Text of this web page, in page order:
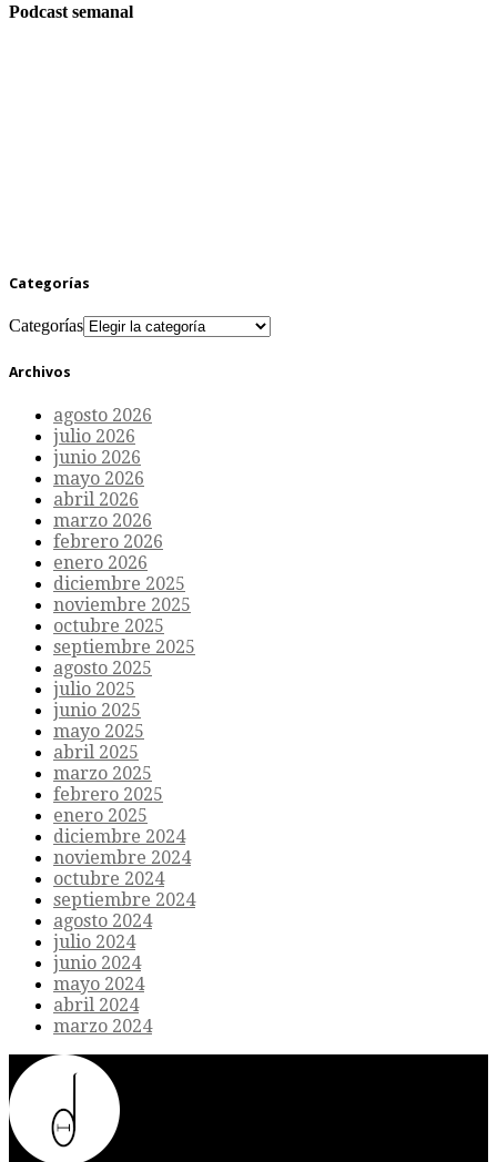
Podcast semanal
Categorías
Categorías
Archivos
agosto 2026
julio 2026
junio 2026
mayo 2026
abril 2026
marzo 2026
febrero 2026
enero 2026
diciembre 2025
noviembre 2025
octubre 2025
septiembre 2025
agosto 2025
julio 2025
junio 2025
mayo 2025
abril 2025
marzo 2025
febrero 2025
enero 2025
diciembre 2024
noviembre 2024
octubre 2024
septiembre 2024
agosto 2024
julio 2024
junio 2024
mayo 2024
abril 2024
marzo 2024